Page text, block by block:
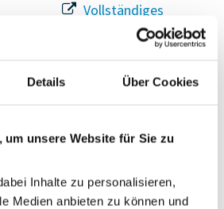
Details Über Cookies
um unsere Website für Sie zu
Inhalte zu personalisieren,
Medien anbieten zu können und
Vollständiges
Unternehmensprofil
Vollständiges
Unternehmensprofil